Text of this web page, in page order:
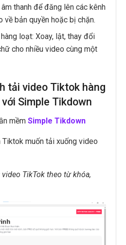
thanh để đăng lên các kênh
về bản quyền hoặc bị chặn.
loạt: Xoay, lật, thay đổi
cho nhiều video cùng một
tải video Tiktok hàng
Simple Tikdown
mềm Simple Tikdown
Tiktok muốn tải xuống video
TikTok theo từ khóa,